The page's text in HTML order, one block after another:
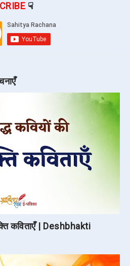
SUBSCRIBE
कविताएँ | Deshbhakti